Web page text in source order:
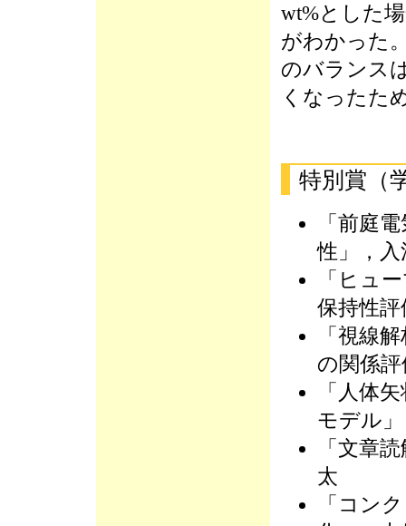
wt%とした
がわかった
のバランス
くなったた
特別賞（
「前庭
性」，入
「ヒュ
保持性
「視線
の関係
「人体
モデル
「文章
太
「コン